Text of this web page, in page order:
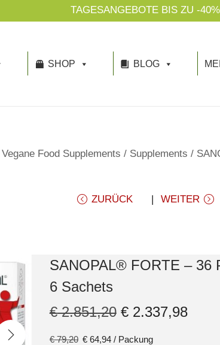
TAGESANGEBOTE BIS ZU -40%
SHOP BLOG
Vegane Food Supplements / Supplements /
ZURÜCK WEITER
SANOPAL® FORTE – 36
6 Sachets
€2.851,20 €2.337,98
€79,20 €64,94/ Packung